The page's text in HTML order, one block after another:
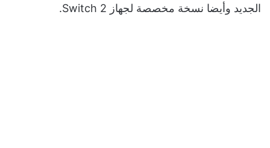
الجديد وأيضا نسخة مخصصة لجهاز Switch 2.